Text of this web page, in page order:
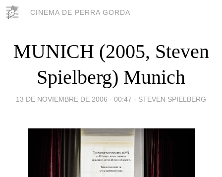
CINEMA DE PERRA GORDA
MUNICH (2005, Steven
Spielberg) Munich
13 DE NOVIEMBRE DE 2006 - 00:47 - STEVEN SPIELBERG